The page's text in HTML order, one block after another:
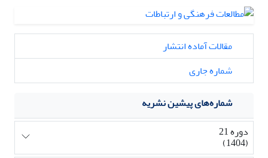
مقالات آماده انتشار
شماره جاری
شماره‌های پیشین نشریه
دوره 21
(1404)